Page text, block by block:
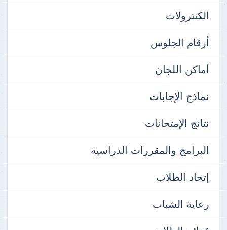
الكنترولات
أرقام الجلوس
أماكن اللجان
نماذج الإجابات
نتائج الإمتحانات
البرامج والمقررات الدراسية
إتحاد الطلاب
رعاية الشباب